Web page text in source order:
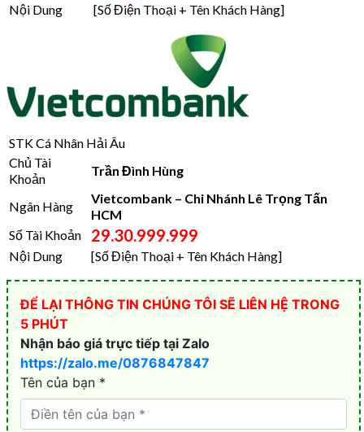
Nội Dung [Số Điện Thoại + Tên Khách Hàng]
STK Cá Nhân Hải Âu
Chủ Tài
Khoản
Trần Đình Hùng
Ngân Hàng
Vietcombank – Chi Nhánh Lê Trọng Tấn
HCM
Số Tài Khoản
29.30.999.999
Nội Dung [Số Điện Thoại + Tên Khách Hàng]